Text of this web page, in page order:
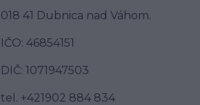
018 41 Dubnica nad Váhom.
IČO: 46854151
DIČ: 1071947503
tel. +421902 884 834